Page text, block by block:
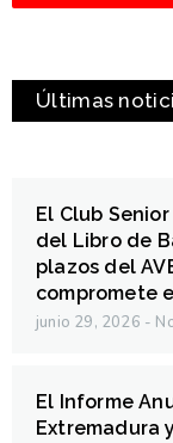
Últimas
El Club
del Libro de
plazos del
compromete
junio 29, 2026
El Informe
Extremadura